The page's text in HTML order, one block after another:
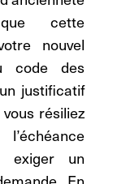
cette
nouvel
code des
justificatif
résiliez
exiger un